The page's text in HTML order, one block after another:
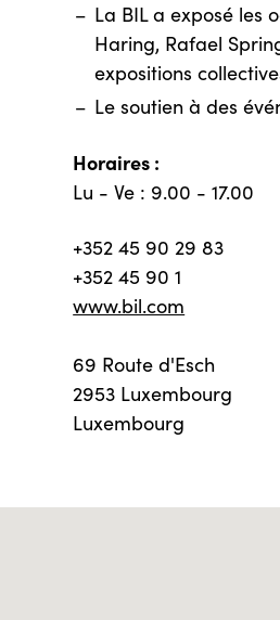
La BIL a exposé les
Haring, Rafael
expositions
Le soutien à des
Horaires :
Lu - Ve : 9.00 - 17.00
+352 45 90 29 83
+352 45 90 1
www.bil.com
69 Route d'Esch
2953 Luxembourg
Luxembourg